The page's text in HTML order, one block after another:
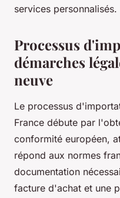
services personnalisés.
Processus
démarches
neuve
Le processus
France débute par
conformité européen,
répond aux normes
documentation
facture d'achat et une